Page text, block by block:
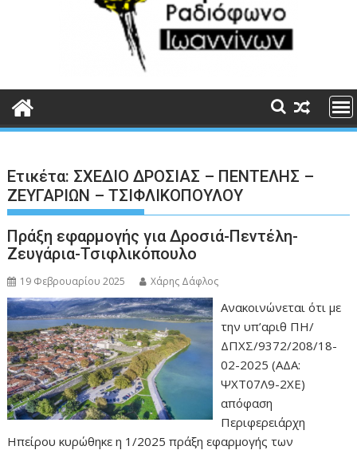
Ετικέτα: ΣΧΕΔΙΟ ΔΡΟΣΙΑΣ – ΠΕΝΤΕΛΗΣ –
ΖΕΥΓΑΡΙΩΝ – ΤΣΙΦΛΙΚΟΠΟΥΛΟΥ
Πράξη εφαρμογής για Δροσιά-Πεντέλη-
Ζευγάρια-Τσιφλικόπουλο
19 Φεβρουαρίου 2025 Χάρης Δάφλος
Ανακοινώνεται ότι με
την υπ’αριθ ΠΗ/
ΔΠΧΣ/9372/208/18-
02-2025 (ΑΔΑ:
ΨΧΤ07Λ9-2ΧΕ)
απόφαση
Περιφερειάρχη
Ηπείρου κυρώθηκε η 1/2025 πράξη εφαρμογής των